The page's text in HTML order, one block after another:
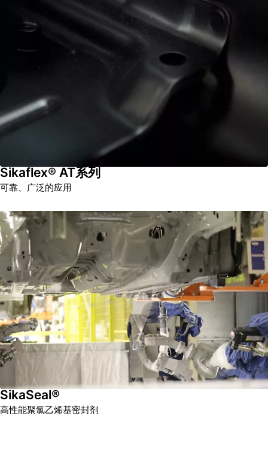
Sikaflex® AT系列
可靠、广泛的应用
SikaSeal®
高性能聚氯乙烯基密封剂